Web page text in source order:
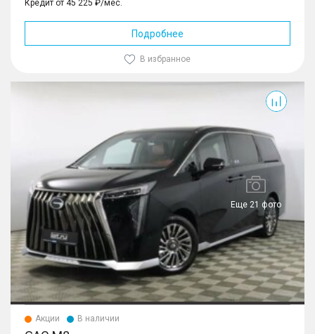
Кредит от 45 225 ₽/мес.
Подробнее
В избранное
Еще 21 фото
Акции В наличии